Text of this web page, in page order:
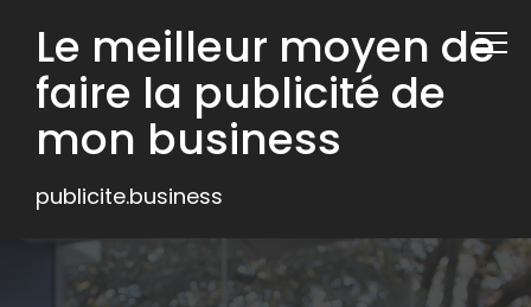
Le meilleur moyen de
faire la publicité de
mon business
publicite.business